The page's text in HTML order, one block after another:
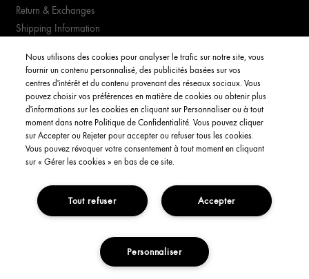
Return & Exchanges
Shipping Information
YOUR ACCOUNT
My Account
Order Status
English
Privacy Policy Interest-Based Ads Terms and Conditions
Copyright Origins Natural Resources, Inc.
Nous utilisons des cookies pour analyser le trafic sur notre site, vous
fournir un contenu personnalisé, des publicités basées sur vos
centres d'intérêt et du contenu provenant des réseaux sociaux. Vous
pouvez choisir vos préférences en matière de cookies ou obtenir plus
d'informations sur les cookies en cliquant sur Personnaliser ou à tout
moment dans notre Politique de Confidentialité. Vous pouvez cliquer
sur Accepter ou Rejeter pour accepter ou refuser tous les cookies.
Vous pouvez révoquer votre consentement à tout moment en cliquant
sur « Gérer les cookies » en bas de ce site.
Accepter
Tout refuser
Personnaliser